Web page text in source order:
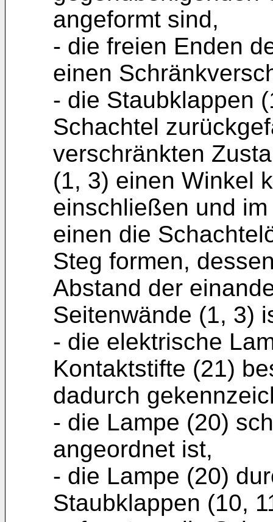
angeformt sind,
- die freien Enden
einen
- die Staubklappen
Schachtel
verschränkten
(1, 3) einen Winkel
einschließen und
einen die
Steg formen,
Abstand der
Seitenwände (1, 3)
- die elektrische
Kontaktstifte (21)
dadurch
- die Lampe (20)
angeordnet ist,
- die Lampe (20)
Staubklappen (10,